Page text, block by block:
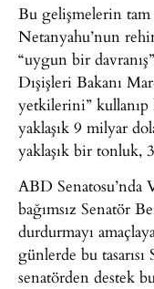
Bu gelişmelerin
Netanyahu’nun
“uygun bir
Dışişleri Bakanı
yetkilerini” kullanıp
yaklaşık 9 milyar
yaklaşık bir tonluk,
ABD
bağımsız Senatör
durdurmayı
günlerde bu tasarısı
senatörden destek